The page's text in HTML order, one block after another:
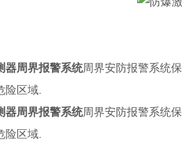
器周界报警系统周界安防报警系统
险区域.
器周界报警系统周界安防报警系统
险区域.